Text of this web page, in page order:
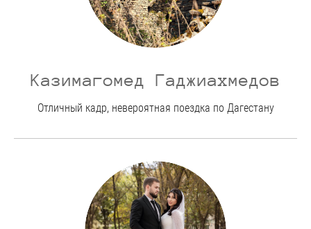
Казимагомед Гаджиахмедов
Отличный кадр, невероятная поездка по Дагестану